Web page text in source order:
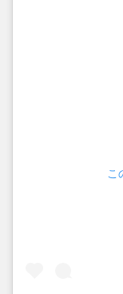
こ